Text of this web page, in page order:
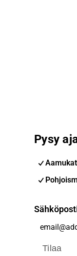
Pysy
Tilaa